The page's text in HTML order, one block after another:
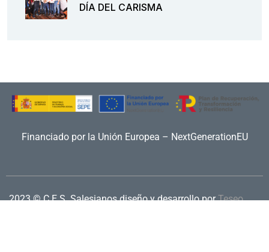
DÍA DEL CARISMA
Financiado por la Unión Europea – NextGenerationEU
2023 © C.E.S. Salesianosdiseño y desarrollo por Teseo